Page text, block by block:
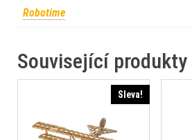
Robotime
Související produkty
Sleva!